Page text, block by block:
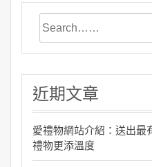
近期文章
愛禮物網站介紹：送出最
禮物更添溫度